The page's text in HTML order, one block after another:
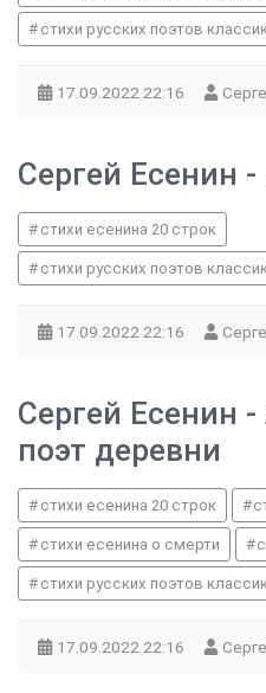
стихи русских поэтов
17.09.2022 22:16
Сергей Есенин -
стихи есенина 20 строк
стихи русских поэтов
17.09.2022 22:16
Сергей Есенин
поэт деревни
стихи есенина 20 строк
стихи есенина о смерти
стихи русских поэтов
17.09.2022 22:16